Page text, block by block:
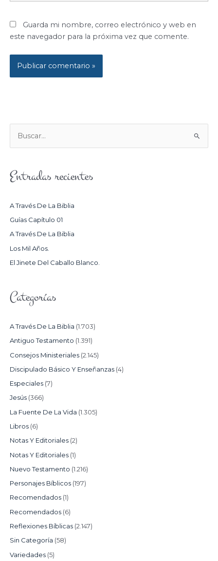
Guarda mi nombre, correo electrónico y web en
este navegador para la próxima vez que comente.
U
C
:
Entradas recientes
A Través De La Biblia
Guías Capítulo 01
A Través De La Biblia
Los Mil Años.
El Jinete Del Caballo Blanco.
Categorías
A Través De La Biblia (1.703)
Antiguo Testamento (1.391)
Consejos Ministeriales (2.145)
Discipulado Básico Y Enseñanzas (4)
Especiales (7)
Jesús (366)
La Fuente De La Vida (1.305)
Libros (6)
Notas Y Editoriales (2)
Notas Y Editoriales (1)
Nuevo Testamento (1.216)
Personajes Bíblicos (197)
Recomendados (1)
Recomendados (6)
Reflexiones Bíblicas (2.147)
Sin Categoría (58)
Variedades (5)